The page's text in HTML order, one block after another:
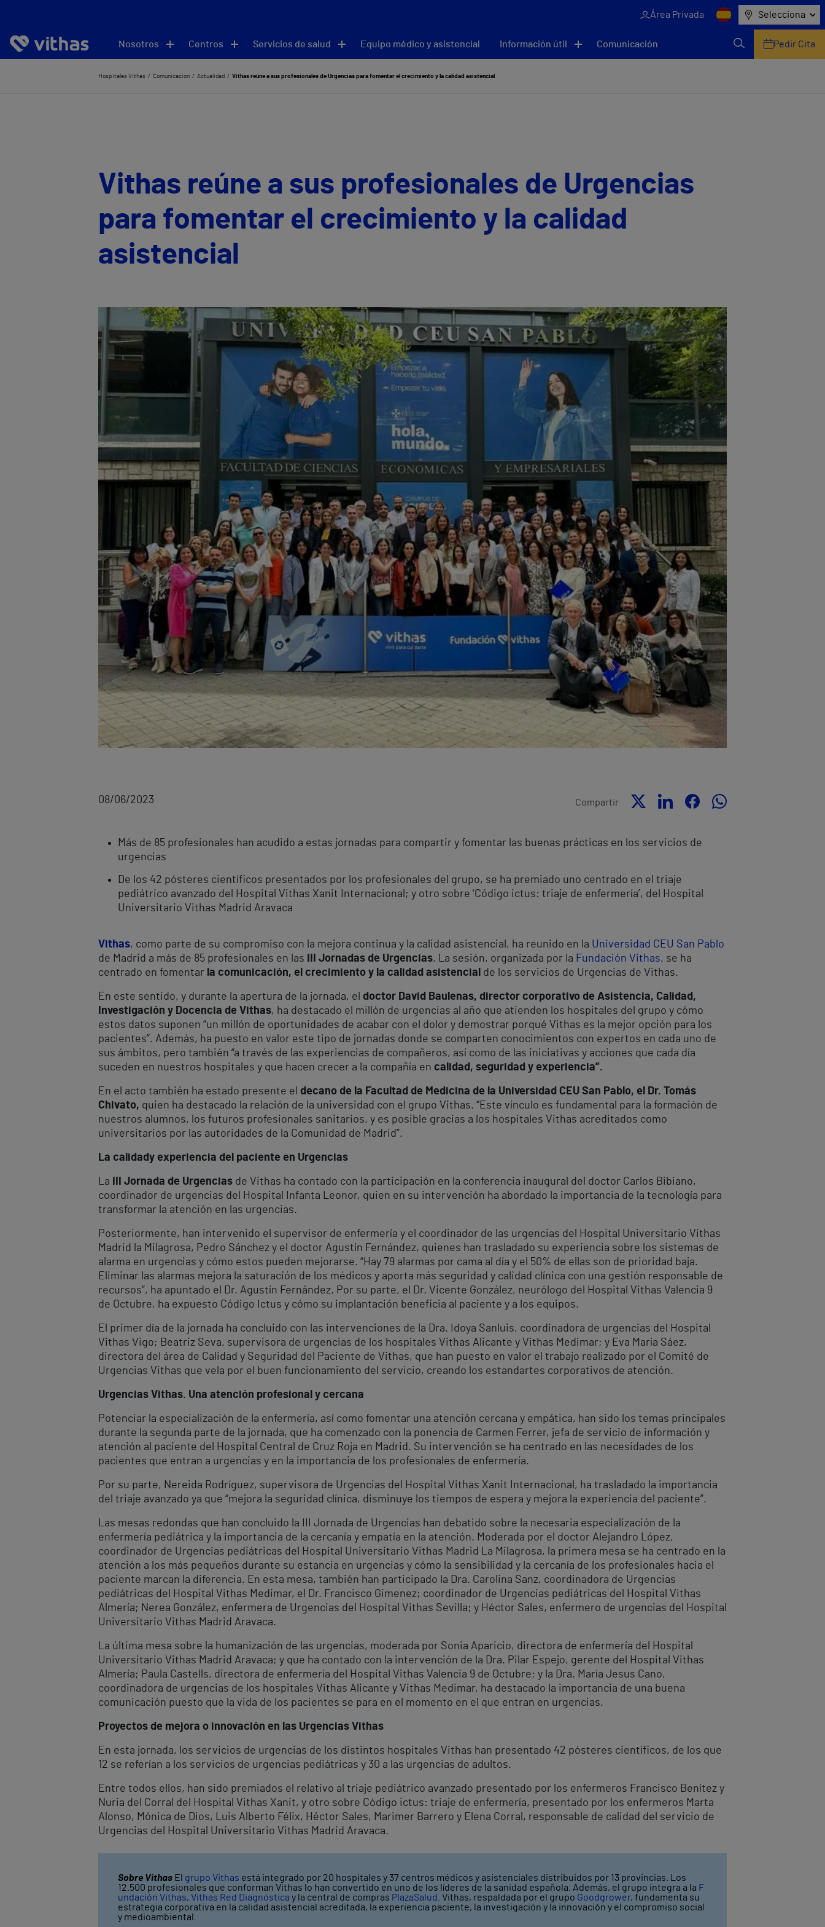
Área Privada Selecciona
Nosotros Centros Servicios de salud Equipo médico y asistencial Información útil Comunicación Pedir Cita
Hospitales Vithas Comunicación Actualidad Vithas reúne a sus profesionales de Urgencias para fomentar el crecimiento y la calidad asistencial
Vithas reúne a sus profesionales de Urgencias
para fomentar el crecimiento y la calidad
asistencial
08/06/2023 Compartir
Más de 85 profesionales han acudido a estas jornadas para compartir y fomentar las buenas prácticas en los servicios de
urgencias
De los 42 pósteres científicos presentados por los profesionales del grupo, se ha premiado uno centrado en el triaje
pediátrico avanzado del Hospital Vithas Xanit Internacional; y otro sobre ‘Código ictus: triaje de enfermería’, del Hospital
Universitario Vithas Madrid Aravaca
Vithas, como parte de su compromiso con la mejora continua y la calidad asistencial, ha reunido en la Universidad CEU San Pablo
de Madrid a más de 85 profesionales en las
III Jornadas de Urgencias. La sesión, organizada por la Fundación Vithas, se ha
centrado en fomentar la comunicación, el crecimiento y la calidad asistencial de los servicios de Urgencias de Vithas.
En este sentido, y durante la apertura de la jornada, el doctor David Baulenas, director corporativo de Asistencia, Calidad,
Investigación y Docencia de Vithas, ha destacado el millón de urgencias al año que atienden los hospitales del grupo y cómo
estos datos suponen “un millón de oportunidades de acabar con el dolor y demostrar porqué Vithas es la mejor opción para los
pacientes”. Además, ha puesto en valor este tipo de jornadas donde se comparten conocimientos con expertos en cada uno de
sus ámbitos, pero también “a través de las experiencias de compañeros, así como de las iniciativas y acciones que cada día
suceden en nuestros hospitales y que hacen crecer a la compañía en calidad, seguridad y experiencia”.
En el acto también ha estado presente el decano de la Facultad de Medicina de la Universidad CEU San Pablo, el Dr. Tomás
Chivato, quien ha destacado la relación de la universidad con el grupo Vithas. “Este vínculo es fundamental para la formación de
nuestros alumnos, los futuros profesionales sanitarios, y es posible gracias a los hospitales Vithas acreditados como
universitarios por las autoridades de la Comunidad de Madrid”.
La calidady experiencia del paciente en Urgencias
La III Jornada de Urgencias de Vithas ha contado con la participación en la conferencia inaugural del doctor Carlos Bibiano,
coordinador de urgencias del Hospital Infanta Leonor, quien en su intervención ha abordado la importancia de la tecnología para
transformar la atención en las urgencias.
Posteriormente, han intervenido el supervisor de enfermería y el coordinador de las urgencias del Hospital Universitario Vithas
Madrid la Milagrosa, Pedro Sánchez y el doctor Agustín Fernández, quienes han trasladado su experiencia sobre los sistemas de
alarma en urgencias y cómo estos pueden mejorarse. “Hay 79 alarmas por cama al día y el 50% de ellas son de prioridad baja.
Eliminar las alarmas mejora la saturación de los médicos y aporta más seguridad y calidad clínica con una gestión responsable de
recursos”, ha apuntado el Dr. Agustín Fernández. Por su parte, el Dr. Vicente González, neurólogo del Hospital Vithas Valencia 9
de Octubre, ha expuesto Código Ictus y cómo su implantación beneficia al paciente y a los equipos.
El primer día de la jornada ha concluido con las intervenciones de la Dra. Idoya Sanluis, coordinadora de urgencias del Hospital
Vithas Vigo; Beatriz Seva, supervisora de urgencias de los hospitales Vithas Alicante y Vithas Medimar; y Eva María Sáez,
directora del área de Calidad y Seguridad del Paciente de Vithas, que han puesto en valor el trabajo realizado por el Comité de
Urgencias Vithas que vela por el buen funcionamiento del servicio, creando los estandartes corporativos de atención.
Urgencias Vithas. Una atención profesional y cercana
Potenciar la especialización de la enfermería, así como fomentar una atención cercana y empática, han sido los temas principales
durante la segunda parte de la jornada, que ha comenzado con la ponencia de Carmen Ferrer, jefa de servicio de información y
atención al paciente del Hospital Central de Cruz Roja en Madrid. Su intervención se ha centrado en las necesidades de los
pacientes que entran a urgencias y en la importancia de los profesionales de enfermería.
Por su parte, Nereida Rodríguez, supervisora de Urgencias del Hospital Vithas Xanit Internacional, ha trasladado la importancia
del triaje avanzado ya que “mejora la seguridad clínica, disminuye los tiempos de espera y mejora la experiencia del paciente”.
Las mesas redondas que han concluido la III Jornada de Urgencias han debatido sobre la necesaria especialización de la
enfermería pediátrica y la importancia de la cercanía y empatía en la atención. Moderada por el doctor Alejandro López,
coordinador de Urgencias pediátricas del Hospital Universitario Vithas Madrid La Milagrosa, la primera mesa se ha centrado en la
atención a los más pequeños durante su estancia en urgencias y cómo la sensibilidad y la cercanía de los profesionales hacia el
paciente marcan la diferencia. En esta mesa, también han participado la Dra. Carolina Sanz, coordinadora de Urgencias
pediátricas del Hospital Vithas Medimar, el Dr. Francisco Gimenez; coordinador de Urgencias pediátricas del Hospital Vithas
Almería; Nerea González, enfermera de Urgencias del Hospital Vithas Sevilla; y Héctor Sales, enfermero de urgencias del Hospital
Universitario Vithas Madrid Aravaca.
La última mesa sobre la humanización de las urgencias, moderada por Sonia Aparicio, directora de enfermería del Hospital
Universitario Vithas Madrid Aravaca; y que ha contado con la intervención de la Dra. Pilar Espejo, gerente del Hospital Vithas
Almería; Paula Castells, directora de enfermería del Hospital Vithas Valencia 9 de Octubre; y la Dra. María Jesus Cano,
coordinadora de urgencias de los hospitales Vithas Alicante y Vithas Medimar, ha destacado la importancia de una buena
comunicación puesto que la vida de los pacientes se para en el momento en el que entran en urgencias.
Proyectos de mejora o innovación en las Urgencias Vithas
En esta jornada, los servicios de urgencias de los distintos hospitales Vithas han presentado 42 pósteres científicos, de los que
12 se referían a los servicios de urgencias pediátricas y 30 a las urgencias de adultos.
Entre todos ellos, han sido premiados el relativo al triaje pediátrico avanzado presentado por los enfermeros Francisco Benítez y
Nuria del Corral del Hospital Vithas Xanit, y otro sobre Código ictus: triaje de enfermería, presentado por los enfermeros Marta
Alonso, Mónica de Dios, Luis Alberto Félix, Héctor Sales, Marimer Barrero y Elena Corral, responsable de calidad del servicio de
Urgencias del Hospital Universitario Vithas Madrid Aravaca.
Sobre Vithas El grupo Vithas está integrado por 20 hospitales y 37 centros médicos y asistenciales distribuidos por 13 provincias. Los
12.500 profesionales que conforman Vithas lo han convertido en uno de los líderes de la sanidad española. Además, el grupo integra a la F
undación Vithas, Vithas Red Diagnóstica y la central de compras PlazaSalud . Vithas, respaldada por el grupo Goodgrower, fundamenta su
estrategia corporativa en la calidad asistencial acreditada, la experiencia paciente, la investigación y la innovación y el compromiso social
y medioambiental.